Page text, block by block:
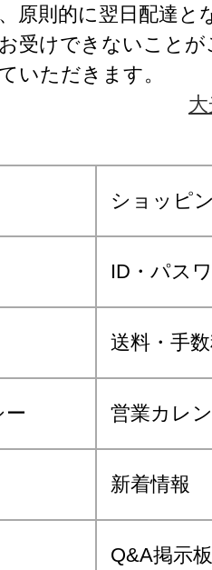
原則的に翌日配達と
受けできないこと
いただきます。
ショッピ
ID・パス
送料・手
ー 営業カレ
新着情報
Q&A掲示板